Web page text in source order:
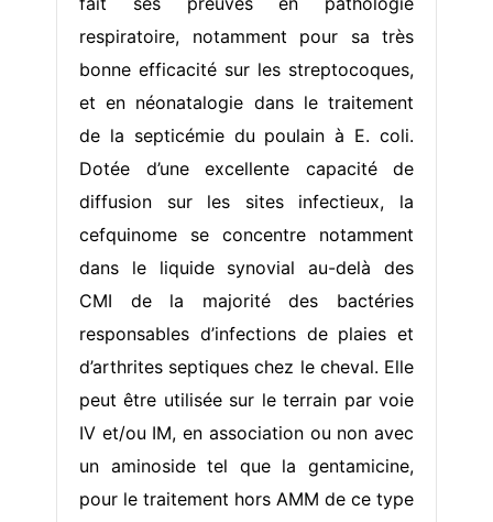
respiratoire, notamment pour sa très
bonne efficacité sur les streptocoques,
et en néonatalogie dans le traitement
de la septicémie du poulain à E. coli.
Dotée d’une excellente capacité de
diffusion sur les sites infectieux, la
cefquinome se concentre notamment
dans le liquide synovial au-delà des
CMI de la majorité des bactéries
responsables d’infections de plaies et
d’arthrites septiques chez le cheval. Elle
peut être utilisée sur le terrain par voie
IV et/ou IM, en association ou non avec
un aminoside tel que la gentamicine,
pour le traitement hors AMM de ce type